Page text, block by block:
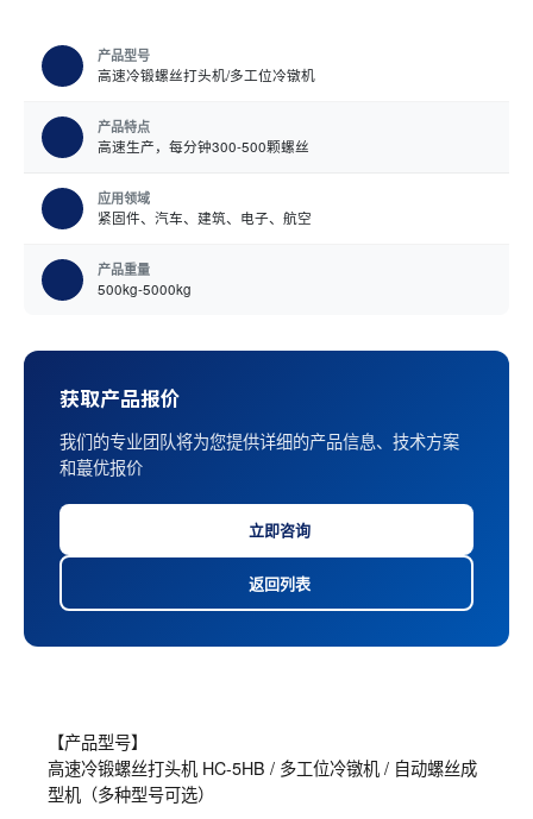
产品型号
高速冷锻螺丝打头机/多工位冷镦机
产品特点
高速生产，每分钟300-500颗螺丝
应用领域
紧固件、汽车、建筑、电子、航空
产品重量
500kg-5000kg
获取产品报价
我们的专业团队将为您提供详细的产品信息、技术方案
和蕞优报价
立即咨询
返回列表
【产品型号】
高速冷锻螺丝打头机 HC-5HB / 多工位冷镦机 / 自动螺丝成
型机（多种型号可选）